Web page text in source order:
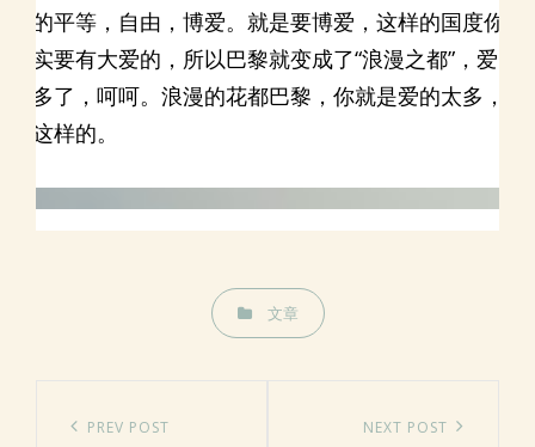
众的平等，自由，博爱。就是要博爱，这样的国度你
确实要有大爱的，所以巴黎就变成了“浪漫之都”，爱的
太多了，呵呵。浪漫的花都巴黎，你就是爱的太多，
就这样的。
CATEGORIES
文章
Previous
PREV POST NEXT POST